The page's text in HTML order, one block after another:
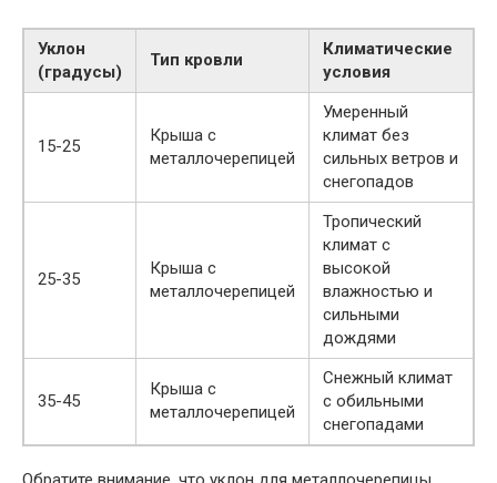
Уклон
(градусы)
Тип кровли
Климатические
условия
15-25
Крыша с
металлочерепицей
Умеренный
климат без
сильных ветров и
снегопадов
25-35
Крыша с
металлочерепицей
Тропический
климат с
высокой
влажностью и
сильными
дождями
35-45
Крыша с
металлочерепицей
Снежный климат
с обильными
снегопадами